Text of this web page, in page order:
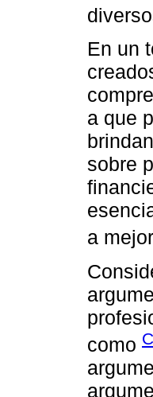
En un
a que
sobre
a
como